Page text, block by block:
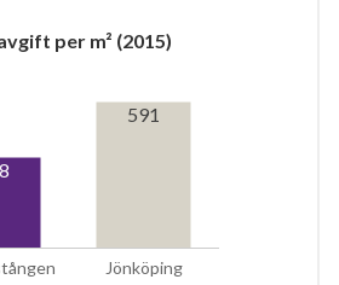
per m² (2015)
Jönköping
591